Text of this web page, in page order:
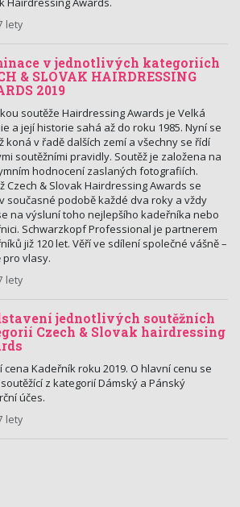
lety
v jednotlivých kategoriích
& SLOVAK HAIRDRESSING
2019
soutěže Hairdressing Awards je Velká
a její historie sahá až do roku 1985. Nyní se
koná v řadě dalších zemí a všechny se řídí
soutěžními pravidly. Soutěž je založena na
hodnocení zaslaných fotografiích.
Czech & Slovak Hairdressing Awards se
současné podobě každé dva roky a vždy
na výsluní toho nejlepšího kadeřníka nebo
Schwarzkopf Professional je partnerem
již 120 let. Věří ve sdílení společné vášně –
pro vlasy.
lety
jednotlivých soutěžních
Czech & Slovak hairdressing
cena Kadeřník roku 2019. O hlavní cenu se
z kategorií Dámský a Pánský
účes.
lety